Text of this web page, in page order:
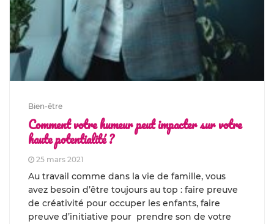
Bien-être
Comment votre humeur peut impacter sur votre
haute potentialité ?
25 mars 2021
Au travail comme dans la vie de famille, vous
avez besoin d’être toujours au top : faire preuve
de créativité pour occuper les enfants, faire
preuve d’initiative pour prendre son de votre